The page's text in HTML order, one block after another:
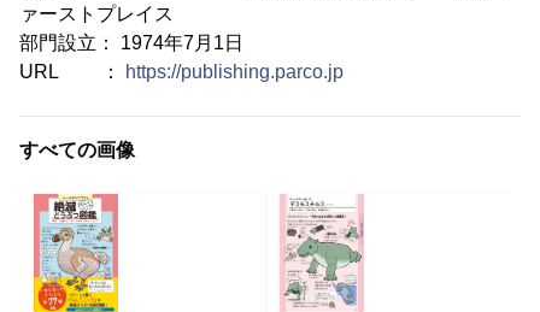
ァーストプレイス
部門設立： 1974年7月1日
URL ：
https://publishing.parco.jp
すべての画像